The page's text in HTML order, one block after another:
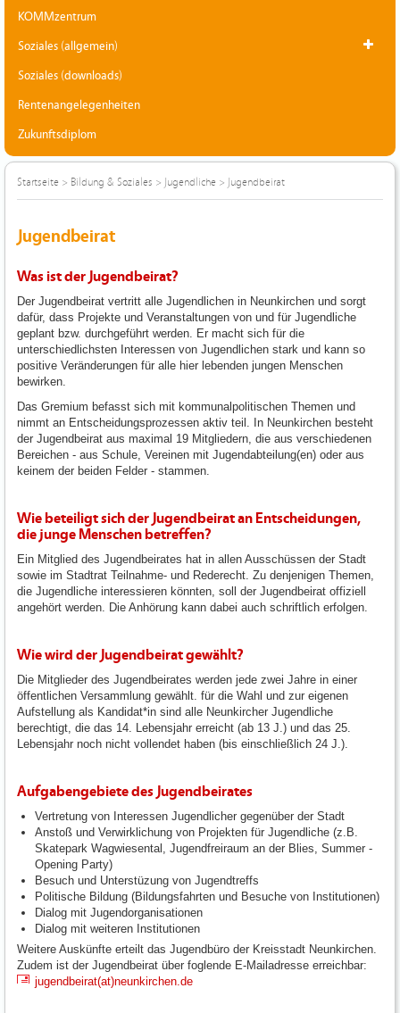
KOMMzentrum
Soziales (allgemein)
Soziales (downloads)
Rentenangelegenheiten
Zukunftsdiplom
Startseite > Bildung & Soziales > Jugendliche > Jugendbeirat
Jugendbeirat
Was ist der Jugendbeirat?
Der Jugendbeirat vertritt alle Jugendlichen in Neunkirchen und sorgt
dafür, dass Projekte und Veranstaltungen von und für Jugendliche
geplant bzw. durchgeführt werden. Er macht sich für die
unterschiedlichsten Interessen von Jugendlichen stark und kann so
positive Veränderungen für alle hier lebenden jungen Menschen
bewirken.
Das Gremium befasst sich mit kommunalpolitischen Themen und
nimmt an Entscheidungsprozessen aktiv teil. In Neunkirchen besteht
der Jugendbeirat aus maximal 19 Mitgliedern, die aus verschiedenen
Bereichen - aus Schule, Vereinen mit Jugendabteilung(en) oder aus
keinem der beiden Felder - stammen.
Wie beteiligt sich der Jugendbeirat an Entscheidungen,
die junge Menschen betreffen?
Ein Mitglied des Jugendbeirates hat in allen Ausschüssen der Stadt
sowie im Stadtrat Teilnahme- und Rederecht. Zu denjenigen Themen,
die Jugendliche interessieren könnten, soll der Jugendbeirat offiziell
angehört werden. Die Anhörung kann dabei auch schriftlich erfolgen.
Wie wird der Jugendbeirat gewählt?
Die Mitglieder des Jugendbeirates werden jede zwei Jahre in einer
öffentlichen Versammlung gewählt. für die Wahl und zur eigenen
Aufstellung als Kandidat*in sind alle Neunkircher Jugendliche
berechtigt, die das 14. Lebensjahr erreicht (ab 13 J.) und das 25.
Lebensjahr noch nicht vollendet haben (bis einschließlich 24 J.).
Aufgabengebiete des Jugendbeirates
Vertretung von Interessen Jugendlicher gegenüber der Stadt
Anstoß und Verwirklichung von Projekten für Jugendliche (z.B.
Skatepark Wagwiesental, Jugendfreiraum an der Blies, Summer -
Opening Party)
Besuch und Unterstüzung von Jugendtreffs
Politische Bildung (Bildungsfahrten und Besuche von Institutionen)
Dialog mit Jugendorganisationen
Dialog mit weiteren Institutionen
Weitere Auskünfte erteilt das Jugendbüro der Kreisstadt Neunkirchen.
Zudem ist der Jugendbeirat über foglende E-Mailadresse erreichbar:
jugendbeirat(at)neunkirchen.de